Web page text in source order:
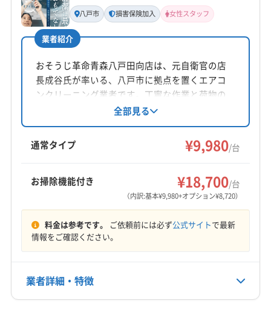
八戸市 損害保険加入 女性スタッフ
業者紹介
おそうじ革命青森八戸田向店は、元自衛官の店
長成谷氏が率いる、八戸市に拠点を置くエアコ
ンクリーニング業者です。丁寧な作業と荷物の
整頓、エコ洗剤の使用、女性スタッフ対応可
能、損害保険加入済みといった点が特徴です。
複数台割引やお得なセットプランも魅力です。
全部見る
通常タイプ ¥9,980/台
お掃除機能付き ¥18,700/台
（内訳:基本¥9,980+オプション¥8,720）
料金は参考です。 ご依頼前には必ず公式サイトで最新
情報をご確認ください。
業者詳細・特徴